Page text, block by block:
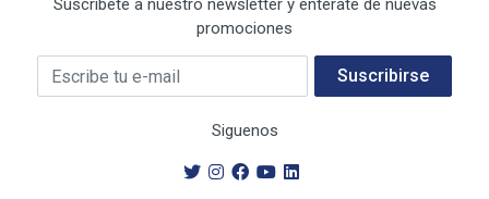
Suscríbete a nuestro newsletter y entérate de nuevas
promociones
Su E-mail Suscribirse
Siguenos